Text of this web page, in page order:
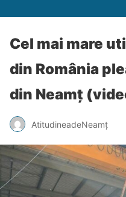
Cel mai mare
din România
din Neamț
AtitudineadeNeamț